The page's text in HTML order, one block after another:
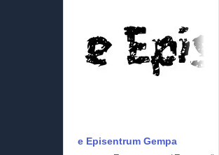
e Episentrum Gempa